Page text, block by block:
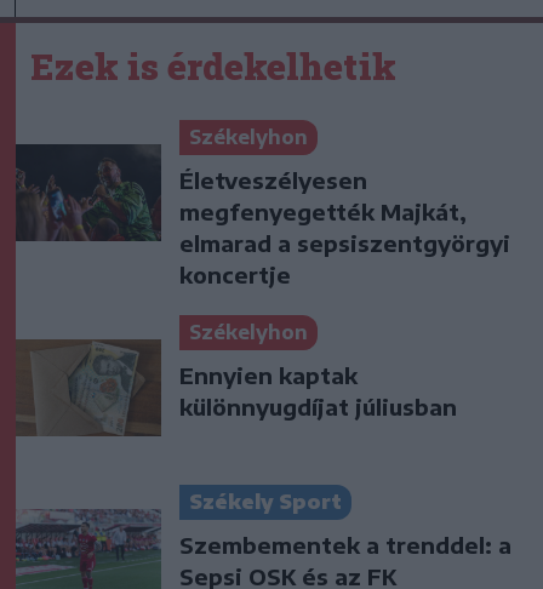
Ezek is érdekelhetik
Székelyhon
Életveszélyesen
megfenyegették Majkát,
elmarad a sepsiszentgyörgyi
koncertje
Székelyhon
Ennyien kaptak
különnyugdíjat júliusban
Székely Sport
Szembementek a trenddel: a
Sepsi OSK és az FK